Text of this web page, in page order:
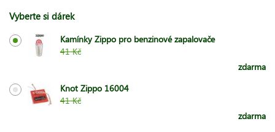
Vyberte si dárek
Kamínky Zippo pro benzinové zapalovače
41 Kč
zdarma
Knot Zippo 16004
41 Kč
zdarma